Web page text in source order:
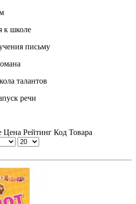
к школе
письму
талантов
речи
Цена Рейтинг Код Товара